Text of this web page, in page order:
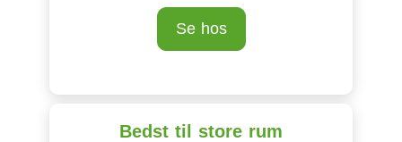
Se hos
Bedst til store rum